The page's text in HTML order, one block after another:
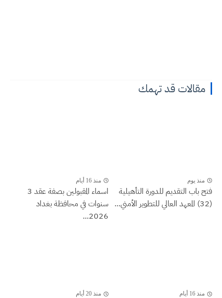
مقالات قد تهمك
منذ يوم
فتح باب التقديم للدورة التأهيلية
(32) المعهد العالي للتطوير الأمني...
منذ 16 أيام
اسماء المقبولين بصفة عقد 3
سنوات في محافظة بغداد
2026...
منذ 16 أيام منذ 20 أيام